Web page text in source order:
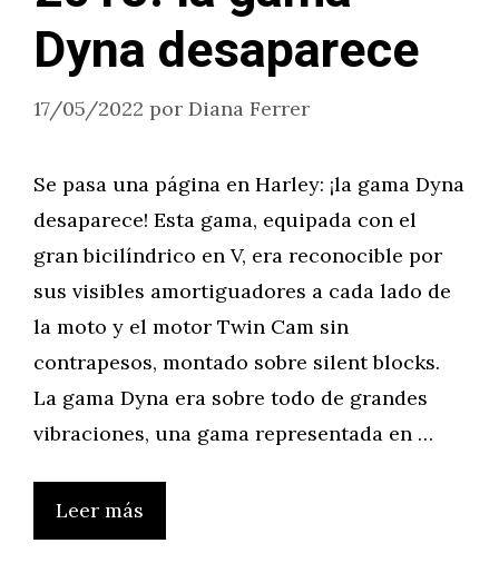
Dyna desaparece
17/05/2022 por Diana Ferrer
Se pasa una página en Harley: ¡la gama Dyna
desaparece! Esta gama, equipada con el
gran bicilíndrico en V, era reconocible por
sus visibles amortiguadores a cada lado de
la moto y el motor Twin Cam sin
contrapesos, montado sobre silent blocks.
La gama Dyna era sobre todo de grandes
vibraciones, una gama representada en …
Leer más